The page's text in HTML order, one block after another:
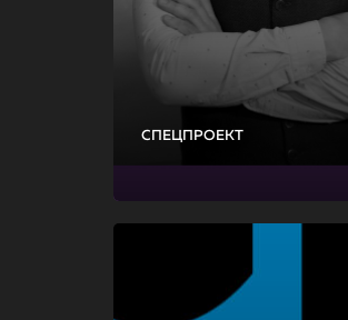
СПЕЦПРОЕКТ